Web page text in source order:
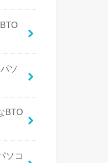
ソ
BTO
ソコ